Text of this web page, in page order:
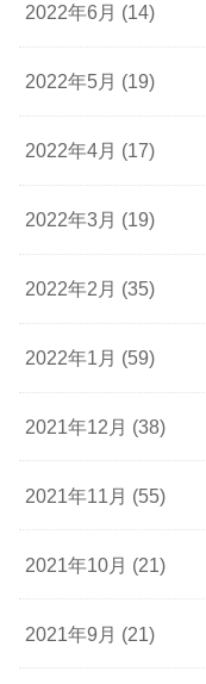
2022年6月 (14)
2022年5月 (19)
2022年4月 (17)
2022年3月 (19)
2022年2月 (35)
2022年1月 (59)
2021年12月 (38)
2021年11月 (55)
2021年10月 (21)
2021年9月 (21)